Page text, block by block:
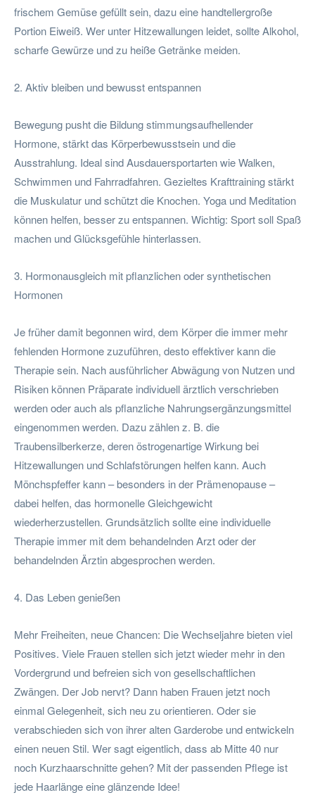
frischem Gemüse gefüllt sein, dazu eine handtellergroße
Portion Eiweiß. Wer unter Hitzewallungen leidet, sollte Alkohol,
scharfe Gewürze und zu heiße Getränke meiden.
2. Aktiv bleiben und bewusst entspannen
Bewegung pusht die Bildung stimmungsaufhellender
Hormone, stärkt das Körperbewusstsein und die
Ausstrahlung. Ideal sind Ausdauersportarten wie Walken,
Schwimmen und Fahrradfahren. Gezieltes Krafttraining stärkt
die Muskulatur und schützt die Knochen. Yoga und Meditation
können helfen, besser zu entspannen. Wichtig: Sport soll Spaß
machen und Glücksgefühle hinterlassen.
3. Hormonausgleich mit pflanzlichen oder synthetischen
Hormonen
Je früher damit begonnen wird, dem Körper die immer mehr
fehlenden Hormone zuzuführen, desto effektiver kann die
Therapie sein. Nach ausführlicher Abwägung von Nutzen und
Risiken können Präparate individuell ärztlich verschrieben
werden oder auch als pflanzliche Nahrungsergänzungsmittel
eingenommen werden. Dazu zählen z. B. die
Traubensilberkerze, deren östrogenartige Wirkung bei
Hitzewallungen und Schlafstörungen helfen kann. Auch
Mönchspfeffer kann – besonders in der Prämenopause –
dabei helfen, das hormonelle Gleichgewicht
wiederherzustellen. Grundsätzlich sollte eine individuelle
Therapie immer mit dem behandelnden Arzt oder der
behandelnden Ärztin abgesprochen werden.
4. Das Leben genießen
Mehr Freiheiten, neue Chancen: Die Wechseljahre bieten viel
Positives. Viele Frauen stellen sich jetzt wieder mehr in den
Vordergrund und befreien sich von gesellschaftlichen
Zwängen. Der Job nervt? Dann haben Frauen jetzt noch
einmal Gelegenheit, sich neu zu orientieren. Oder sie
verabschieden sich von ihrer alten Garderobe und entwickeln
einen neuen Stil. Wer sagt eigentlich, dass ab Mitte 40 nur
noch Kurzhaarschnitte gehen? Mit der passenden Pflege ist
jede Haarlänge eine glänzende Idee!